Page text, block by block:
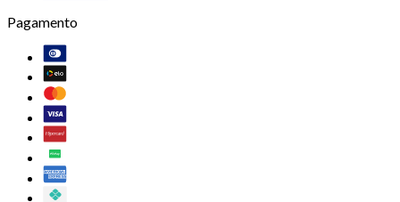
Pagamento